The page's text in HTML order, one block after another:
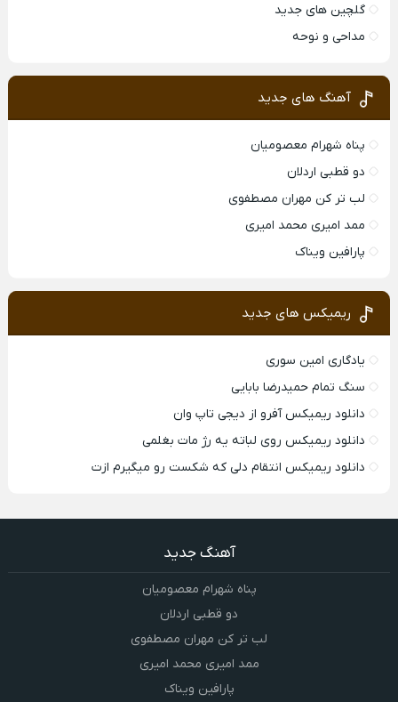
گلچین های جدید
مداحی و نوحه
آهنگ های جدید
پناه شهرام معصومیان
دو قطبی اردلان
لب تر کن مهران مصطفوی
ممد امیری محمد امیری
پارافین ویناک
ریمیکس های جدید
یادگاری امین سوری
سنگ تمام حمیدرضا بابایی
دانلود ریمیکس آفرو از ديجی تاپ وان
دانلود ریمیکس روی لباته یه رژ مات بغلمی
دانلود ریمیکس انتقام دلی که شکست رو میگیرم ازت
آهنگ جدید
پناه شهرام معصومیان
دو قطبی اردلان
لب تر کن مهران مصطفوی
ممد امیری محمد امیری
پارافین ویناک